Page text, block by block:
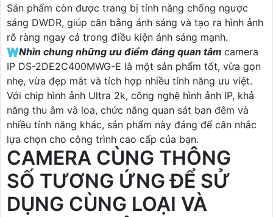
Sản phẩm còn được trang bị tính năng chống ngược
sáng DWDR, giúp cân bằng ánh sáng và tạo ra hình ảnh
rõ ràng ngay cả trong điều kiện ánh sáng mạnh.
🇼Nhìn chung những ưu điểm đáng quan tâm camera
IP DS-2DE2C400MWG-E là một sản phẩm tốt, vừa gọn
nhẹ, vừa đẹp mắt và tích hợp nhiều tính năng ưu việt.
Với chip hình ảnh Ultra 2k, công nghệ hình ảnh IP, khả
năng thu âm và loa, chức năng quan sát ban đêm và
nhiều tính năng khác, sản phẩm này đáng để cân nhắc
lựa chọn cho công trình cao cấp của bạn.
CAMERA CÙNG THÔNG
SỐ TƯƠNG ỨNG ĐỂ SỬ
DỤNG CÙNG LOẠI VÀ